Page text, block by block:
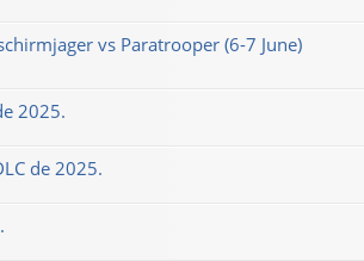
vs Paratrooper (6-7 June)
2025.
de 2025.